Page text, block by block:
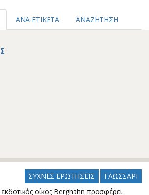
ΑΝΑ ΕΤΙΚΕΤΑ ΑΝΑΖΗΤΗΣΗ
ΣΥΧΝΕΣ ΕΡΩΤΗΣΕΙΣ ΓΛΩΣΣΑΡΙ
οίκος Berghahn προσφέρει